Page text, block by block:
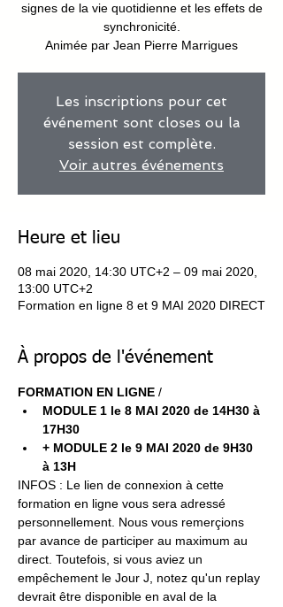
signes de la vie quotidienne et les effets de
synchronicité.
Animée par Jean Pierre Marrigues
Les inscriptions pour cet
événement sont closes ou la
session est complète.
Voir autres événements
Heure et lieu
08 mai 2020, 14:30 UTC+2 – 09 mai 2020,
13:00 UTC+2
Formation en ligne 8 et 9 MAI 2020 DIRECT
À propos de l'événement
FORMATION EN LIGNE /
MODULE 1 le 8 MAI 2020 de 14H30 à
17H30
+ MODULE 2 le 9 MAI 2020 de 9H30
à 13H
INFOS : Le lien de connexion à cette
formation en ligne vous sera adressé
personnellement. Nous vous remerçions
par avance de participer au maximum au
direct. Toutefois, si vous aviez un
empêchement le Jour J, notez qu'un replay
devrait être disponible en aval de la